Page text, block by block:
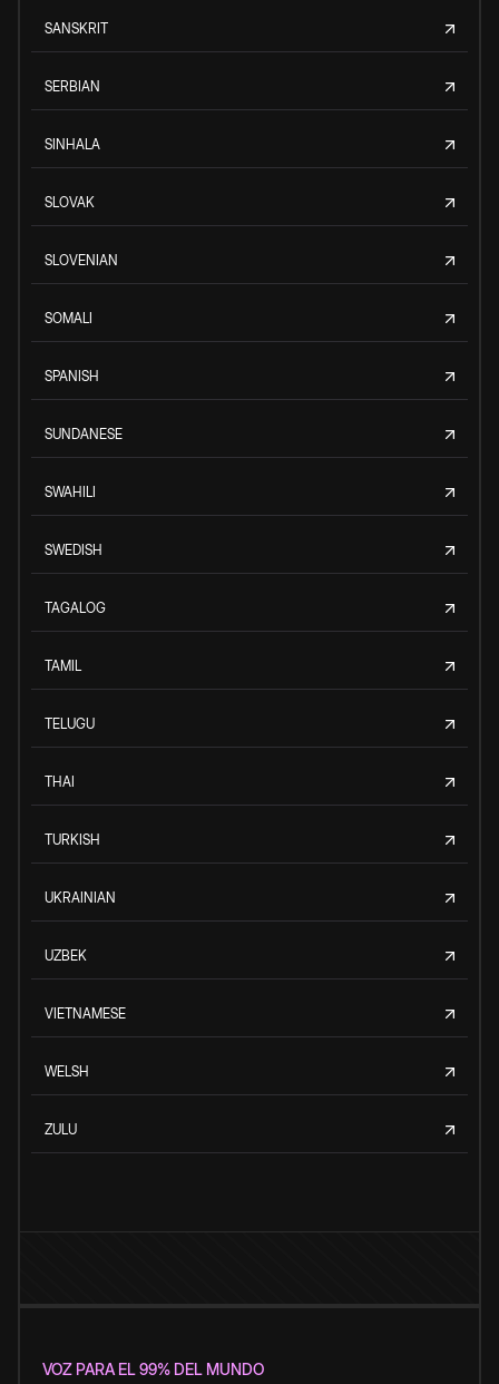
SANSKRIT
SERBIAN
SINHALA
SLOVAK
SLOVENIAN
SOMALI
SPANISH
SUNDANESE
SWAHILI
SWEDISH
TAGALOG
TAMIL
TELUGU
THAI
TURKISH
UKRAINIAN
UZBEK
VIETNAMESE
WELSH
ZULU
VOZ PARA EL 99% DEL MUNDO